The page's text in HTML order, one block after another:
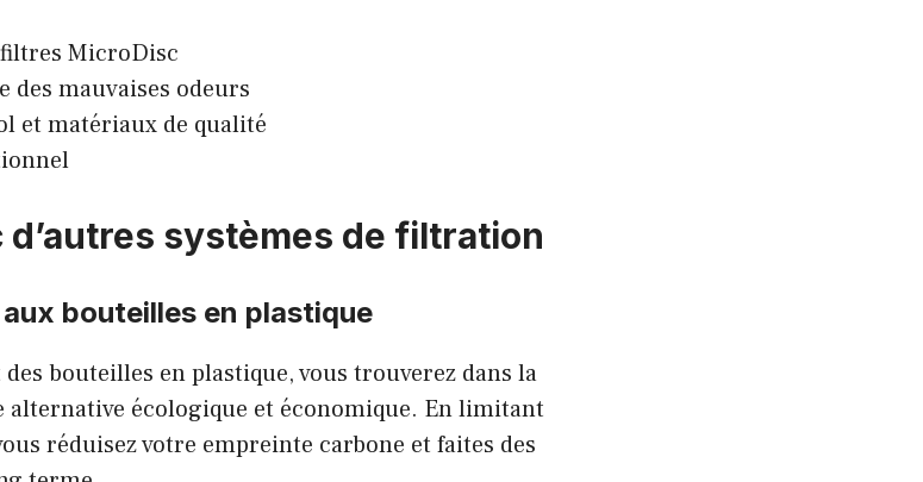
MicroDisc
des mauvaises odeurs
et matériaux de qualité
d’autres systèmes de filtration
bouteilles en plastique
bouteilles en plastique, vous trouverez dans la
alternative écologique et économique. En limitant
réduisez votre empreinte carbone et faites des